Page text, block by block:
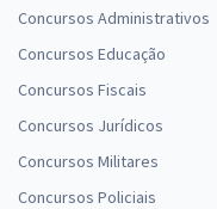
Concursos Administrativos
Concursos Educação
Concursos Fiscais
Concursos Jurídicos
Concursos Militares
Concursos Policiais